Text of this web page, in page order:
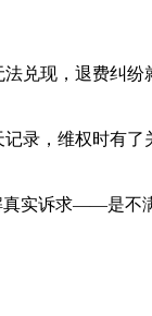
现，退费纠
录，维权时有
诉求——是不